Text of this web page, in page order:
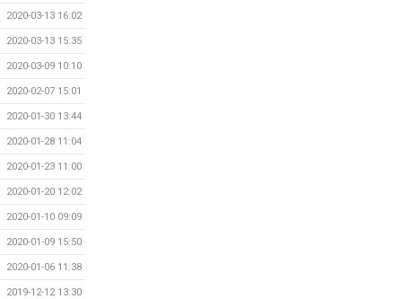
2020-03-13 16:02
2020-03-13 15:35
2020-03-09 10:10
2020-02-07 15:01
2020-01-30 13:44
2020-01-28 11:04
2020-01-23 11:00
2020-01-20 12:02
2020-01-10 09:09
2020-01-09 15:50
2020-01-06 11:38
2019-12-12 13:30